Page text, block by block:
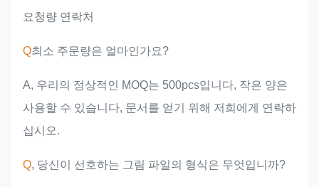
요청량 연락처
Q최소 주문량은 얼마인가요?
A, 우리의 정상적인 MOQ는 500pcs입니다, 작은 양은
사용할 수 있습니다, 문서를 얻기 위해 저희에게 연락하
십시오.
Q, 당신이 선호하는 그림 파일의 형식은 무엇입니까?